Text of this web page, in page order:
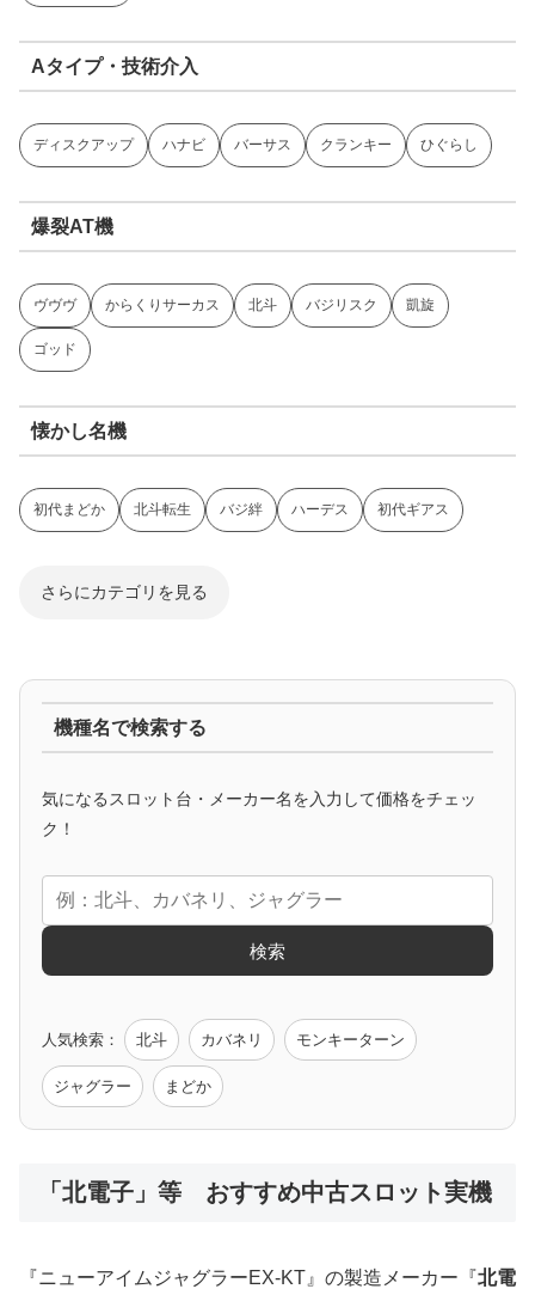
Aタイプ・技術介入
ディスクアップ ハナビ バーサス クランキー ひぐらし
爆裂AT機
ヴヴヴ からくりサーカス 北斗 バジリスク 凱旋
ゴッド
懐かし名機
初代まどか 北斗転生 バジ絆 ハーデス 初代ギアス
さらにカテゴリを見る
マイジャグ ファンキー アイム ゴージャグ ハッピー
アニメタイアップ
エヴァ コードギアス 化物語 炎炎ノ消防隊
モンハン バイオ ペルソナ
機種名で検索する
気になるスロット台・メーカー名を入力して価格をチェッ
ク！
検索
人気検索： 北斗 カバネリ モンキーターン
ジャグラー まどか
「北電子」等 おすすめ中古スロット実機
『ニューアイムジャグラーEX-KT』の製造メーカー『北電